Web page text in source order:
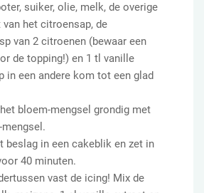
suiker, olie, melk, de overige
het citroensap, de
van 2 citroenen (bewaar een
de topping!) en 1 tl vanille
in een andere kom tot een glad
bloem-mengsel grondig met
beslag in een cakeblik en zet in
40 minuten.
vast de icing! Mix de